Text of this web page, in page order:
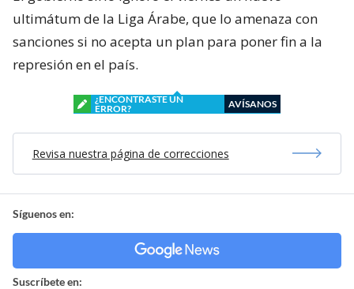
ultimátum de la Liga Árabe, que lo amenaza con
sanciones si no acepta un plan para poner fin a la
represión en el país.
¿ENCONTRASTE UN
ERROR?
AVÍSANOS
Revisa nuestra página de correcciones
Síguenos en:
Suscríbete en: